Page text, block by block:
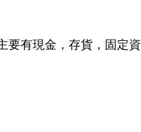
要有現金，存貨，固定